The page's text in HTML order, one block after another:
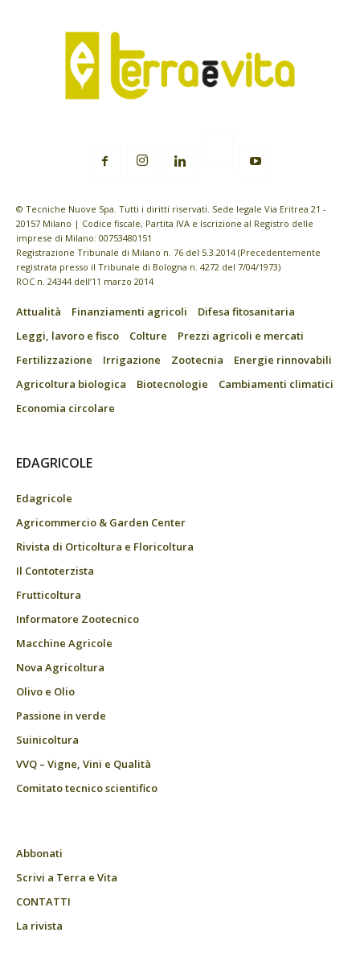
© Tecniche Nuove Spa. Tutti i diritti riservati. Sede legale Via Eritrea 21 -
20157 Milano | Codice fiscale, Partita IVA e Iscrizione al Registro delle
imprese di Milano: 00753480151
Registrazione Tribunale di Milano n. 76 del 5.3.2014 (Precedentemente
registrata presso il Tribunale di Bologna n. 4272 del 7/04/1973)
ROC n. 24344 dell’11 marzo 2014
Attualità Finanziamenti agricoli
Difesa fitosanitaria
Leggi, lavoro e fisco
Colture
Prezzi agricoli e mercati
Fertilizzazione
Irrigazione Zootecnia
Energie rinnovabili
Agricoltura biologica
Biotecnologie
Cambiamenti climatici
Economia circolare
EDAGRICOLE
Edagricole
Agricommercio & Garden Center
Rivista di Orticoltura e Floricoltura
Il Contoterzista
Frutticoltura
Informatore Zootecnico
Macchine Agricole
Nova Agricoltura
Olivo e Olio
Passione in verde
Suinicoltura
VVQ – Vigne, Vini e Qualità
Comitato tecnico scientifico
Abbonati
Scrivi a Terra e Vita
CONTATTI
La rivista